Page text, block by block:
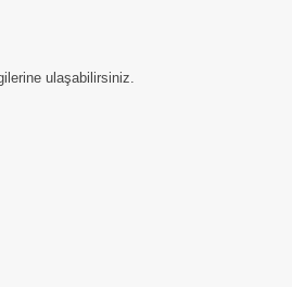
ulaşabilirsiniz.